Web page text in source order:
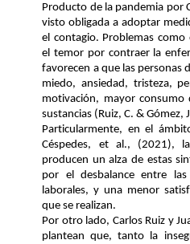
Producto de la pandemia por
visto obligada a adoptar
el contagio. Problemas
favorecen a que las personas
miedo, ansiedad, tristeza,
motivación, mayor consumo
sustancias (Ruiz, C. & Gómez,
Céspedes, et al., (2021),
producen un alza de estas
por el desbalance entre las
laborales, y una menor
que se realizan.
Por otro lado, Carlos Ruiz y
plantean que, tanto la